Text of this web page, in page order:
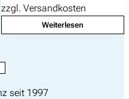
zzgl. Versandkosten
Weiterlesen
seit 1997